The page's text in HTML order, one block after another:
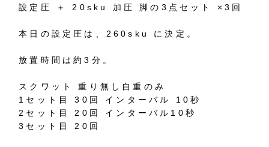
設定圧 ＋ 20sku 加圧 脚の3点セット ×3回
本日の設定圧は、260sku に決定。
放置時間は約3分。
スクワット 重り無し自重のみ
1セット目 30回 インターバル 10秒
2セット目 20回 インターバル10秒
3セット目 20回